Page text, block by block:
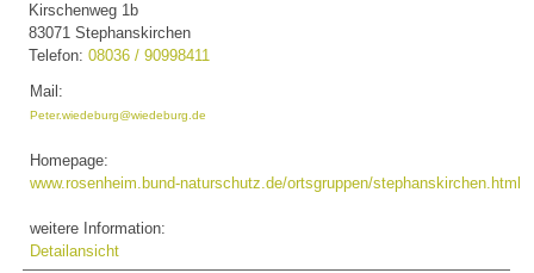
Kirschenweg 1b
83071 Stephanskirchen
Telefon:08036 / 90998411
Mail:
Peter.wiedeburg@wiedeburg.de
Homepage:
www.rosenheim.bund-naturschutz.de/ortsgruppen/stephanskirchen.html
weitere Information:
Detailansicht